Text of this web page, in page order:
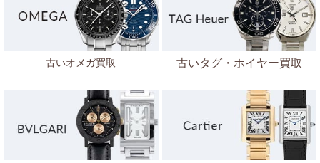
古いオメガ買取 古いタグ・ホイヤー買取